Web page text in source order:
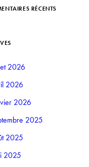
RÉCENTS
2026
2026
2026
2025
2025
2025